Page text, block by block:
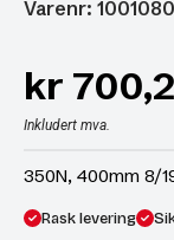
Varenr: 1001080
kr
Inkludert mva.
350N, 400mm 8/
Rask levering